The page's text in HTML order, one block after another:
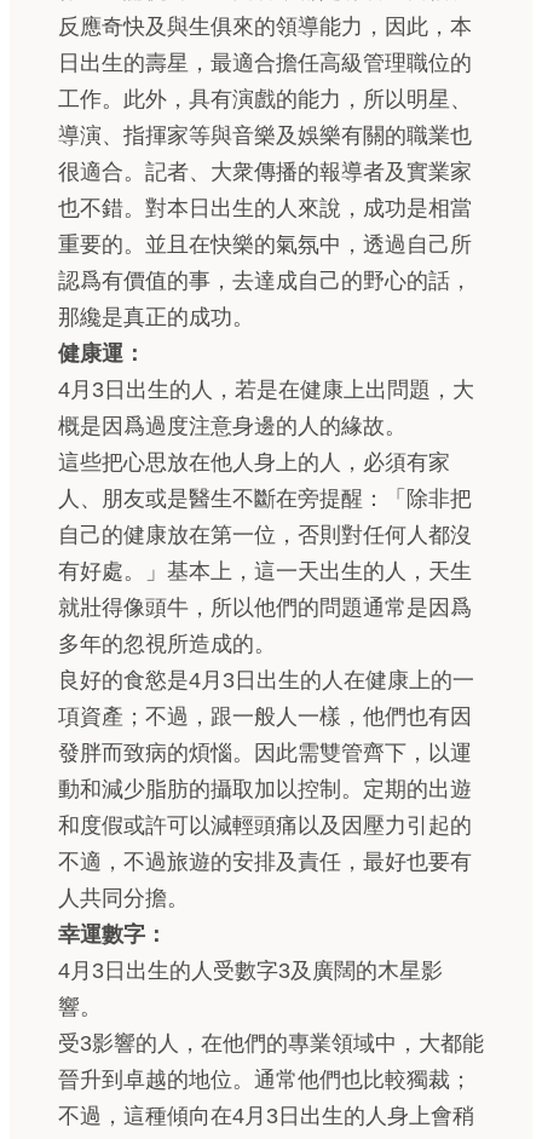
反應奇快及與生俱來的領導能力，因此，本
日出生的壽星，最適合擔任高級管理職位的
工作。此外，具有演戲的能力，所以明星、
導演、指揮家等與音樂及娛樂有關的職業也
很適合。記者、大衆傳播的報導者及實業家
也不錯。對本日出生的人來說，成功是相當
重要的。並且在快樂的氣氛中，透過自己所
認爲有價值的事，去達成自己的野心的話，
那纔是真正的成功。
健康運：
4月3日出生的人，若是在健康上出問題，大
概是因爲過度注意身邊的人的緣故。
這些把心思放在他人身上的人，必須有家
人、朋友或是醫生不斷在旁提醒：「除非把
自己的健康放在第一位，否則對任何人都沒
有好處。」基本上，這一天出生的人，天生
就壯得像頭牛，所以他們的問題通常是因爲
多年的忽視所造成的。
良好的食慾是4月3日出生的人在健康上的一
項資產；不過，跟一般人一樣，他們也有因
發胖而致病的煩惱。因此需雙管齊下，以運
動和減少脂肪的攝取加以控制。定期的出遊
和度假或許可以減輕頭痛以及因壓力引起的
不適，不過旅遊的安排及責任，最好也要有
人共同分擔。
幸運數字：
4月3日出生的人受數字3及廣闊的木星影
響。
受3影響的人，在他們的專業領域中，大都能
晉升到卓越的地位。通常他們也比較獨裁；
不過，這種傾向在4月3日出生的人身上會稍